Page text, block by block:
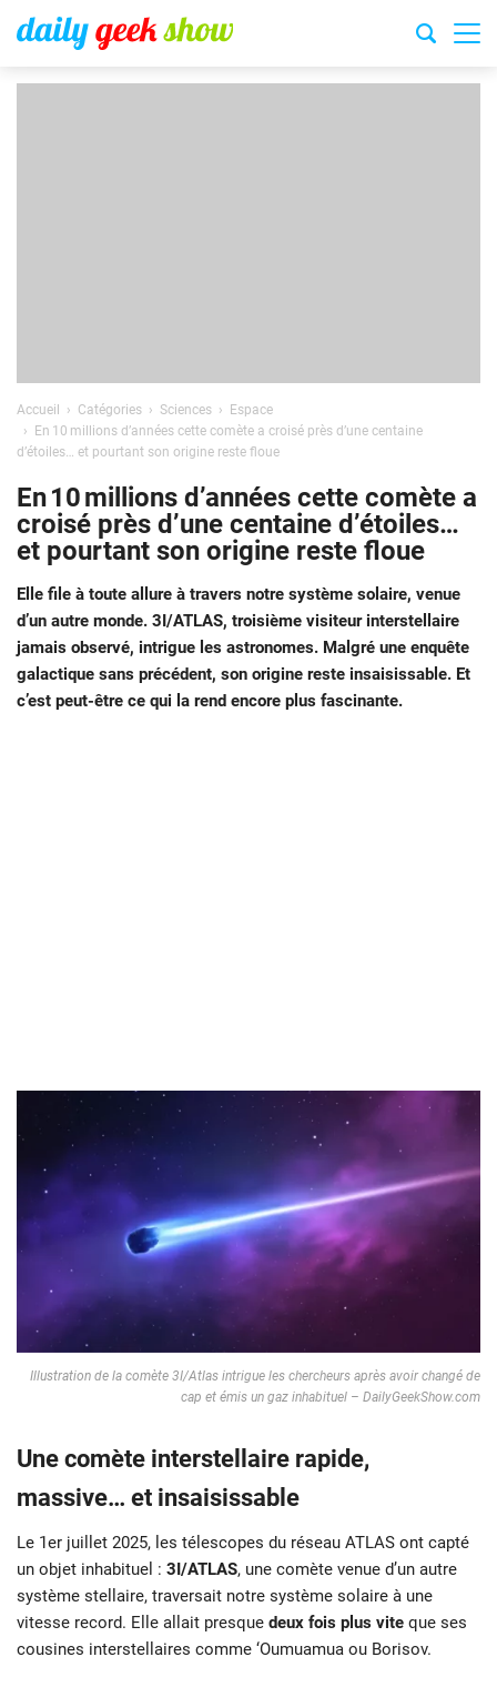
Accueil Catégories Sciences
Espace
En 10 millions d’années cette comète a croisé près d’une centaine
d’étoiles… et pourtant son origine reste floue
En 10 millions d’années cette comète a
croisé près d’une centaine d’étoiles…
et pourtant son origine reste floue
Elle file à toute allure à travers notre système solaire, venue
d’un autre monde. 3I/ATLAS, troisième visiteur interstellaire
jamais observé, intrigue les astronomes. Malgré une enquête
galactique sans précédent, son origine reste insaisissable. Et
c’est peut-être ce qui la rend encore plus fascinante.
Illustration de la comète 3I/Atlas intrigue les chercheurs après avoir changé de
cap et émis un gaz inhabituel – DailyGeekShow.com
Une comète interstellaire rapide,
massive… et insaisissable
Le 1er juillet 2025, les télescopes du réseau ATLAS ont capté
un objet inhabituel : 3I/ATLAS, une comète venue d’un autre
système stellaire, traversait notre système solaire à une
vitesse record. Elle allait presque deux fois plus vite que ses
cousines interstellaires comme ‘Oumuamua ou Borisov.